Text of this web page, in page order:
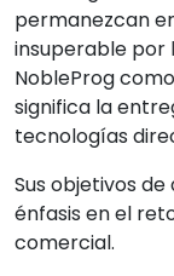
permanezcan
insuperable por
NobleProg
significa la
tecnologías
Sus objetivos
énfasis en el
comercial.